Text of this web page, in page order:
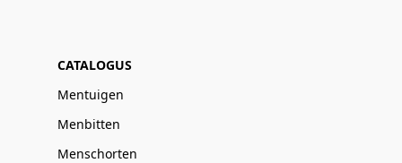
CATALOGUS
Mentuigen
Menbitten
Menschorten